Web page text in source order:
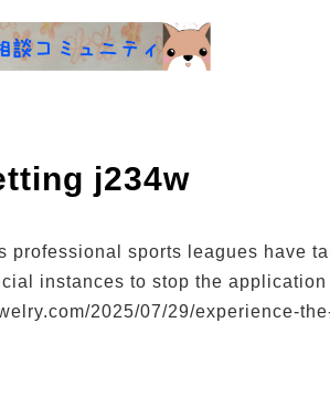
j234w
professional sports leagues have
instances to stop the application
2025/07/29/experience-